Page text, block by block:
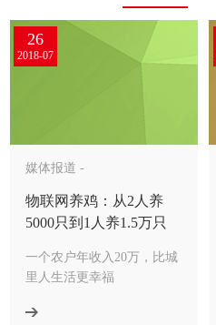
26
2018-07
媒体报道 -
物联网养鸡：从2人养
5000只到1人养1.5万只
一个农户年收入20万，比城
里人生活更幸福